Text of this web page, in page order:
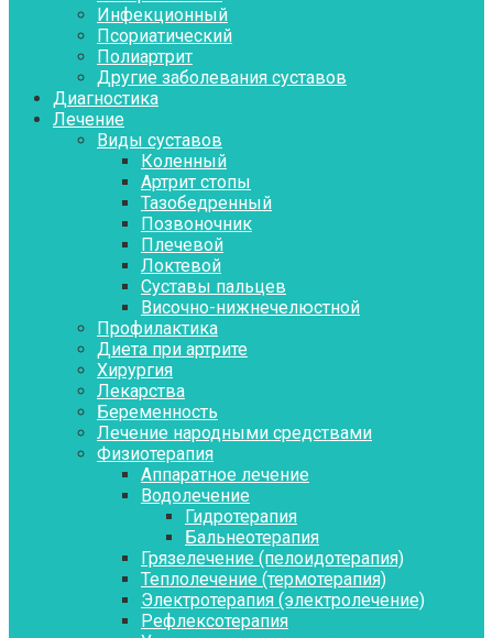
Инфекционный
Псориатический
Полиартрит
Другие заболевания суставов
Диагностика
Лечение
Виды суставов
Коленный
Артрит стопы
Тазобедренный
Позвоночник
Плечевой
Локтевой
Суставы пальцев
Височно-нижнечелюстной
Профилактика
Диета при артрите
Хирургия
Лекарства
Беременность
Лечение народными средствами
Физиотерапия
Аппаратное лечение
Водолечение
Гидротерапия
Бальнеотерапия
Грязелечение (пелоидотерапия)
Теплолечение (термотерапия)
Электротерапия (электролечение)
Рефлексотерапия